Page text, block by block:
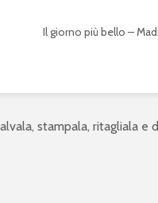
Il giorno più bello –
stampala, ritagliala e